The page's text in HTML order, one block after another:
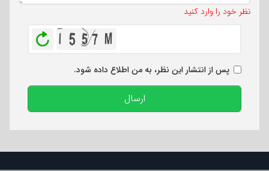
نظر خود را وارد کنید
پس از انتشار این نظر، به من اطلاع داده شود.
ارسال